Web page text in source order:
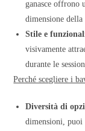
ganasce offrono
dimensione della
Stile e
visivamente
durante le
Perché scegliere i
Diversità di
dimensioni,